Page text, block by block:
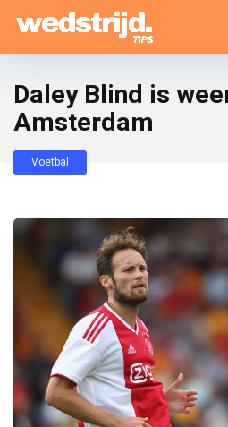
Daley Blind is
Amsterdam
Voetbal